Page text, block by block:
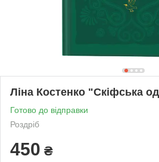
Ліна Костенко "Скіфська
Готово до відправки
Роздріб
450 ₴